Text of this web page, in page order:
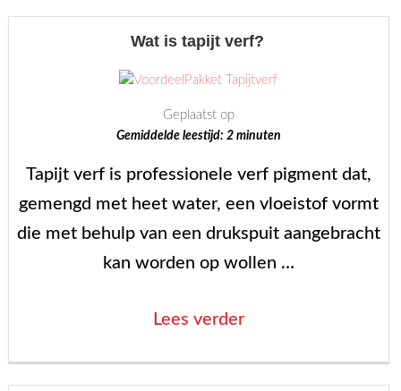
Wat is tapijt verf?
Geplaatst op
Gemiddelde leestijd: 2 minuten
Tapijt verf is professionele verf pigment dat,
gemengd met heet water, een vloeistof vormt
die met behulp van een drukspuit aangebracht
kan worden op wollen …
Lees verder“Wat